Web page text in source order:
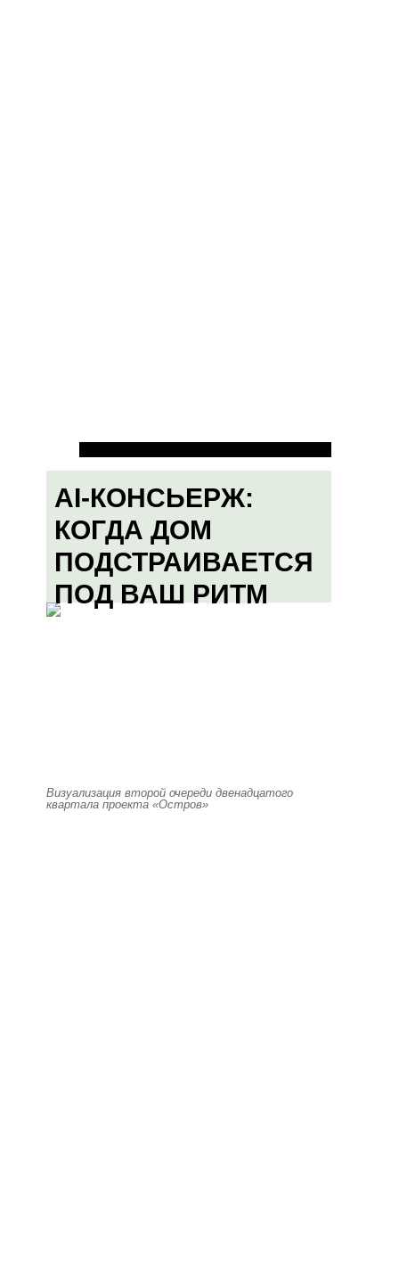
AI-КОНСЬЕРЖ:
КОГДА ДОМ
ПОДСТРАИВАЕТСЯ
ПОД ВАШ РИТМ
Визуализация второй очереди двенадцатого
квартала проекта «Остров»